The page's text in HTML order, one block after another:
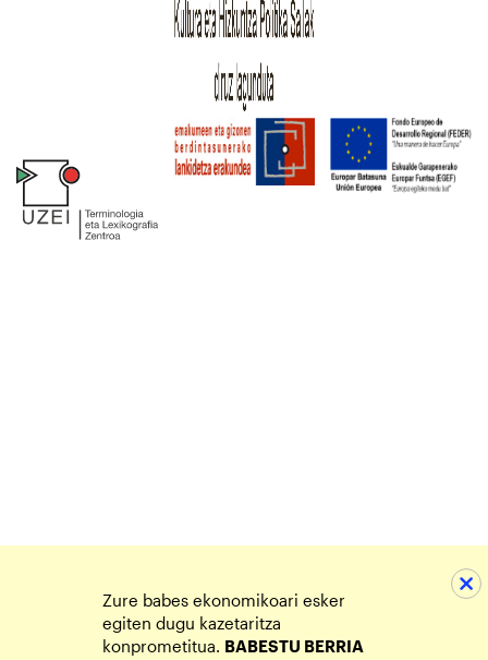
Zure babes ekonomikoari esker
egiten dugu kazetaritza
konprometitua. BABESTU BERRIA